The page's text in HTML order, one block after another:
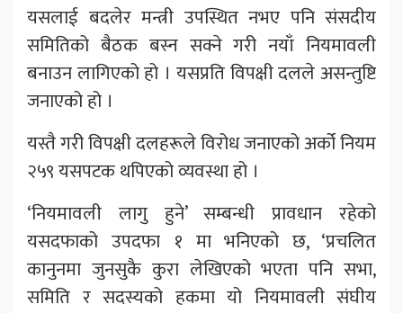
यसलाई बदलेर मन्त्री उपस्थित नभए पनि संसदीय
समितिको बैठक बस्न सक्ने गरी नयाँ नियमावली
बनाउन लागिएको हो । यसप्रति विपक्षी दलले असन्तुष्टि
जनाएको हो ।
यस्तै गरी विपक्षी दलहरूले विरोध जनाएको अर्को नियम
२५९ यसपटक थपिएको व्यवस्था हो ।
‘नियमावली लागु हुने’ सम्बन्धी प्रावधान रहेको
यसदफाको उपदफा १ मा भनिएको छ, ‘प्रचलित
कानुनमा जुनसुकै कुरा लेखिएको भएता पनि सभा,
समिति र सदस्यको हकमा यो नियमावली संघीय